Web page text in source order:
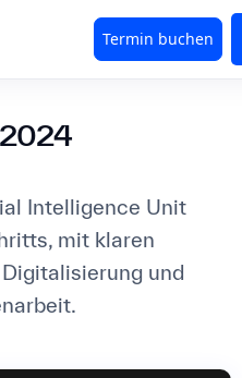
Intelligence Unit
mit klaren
und